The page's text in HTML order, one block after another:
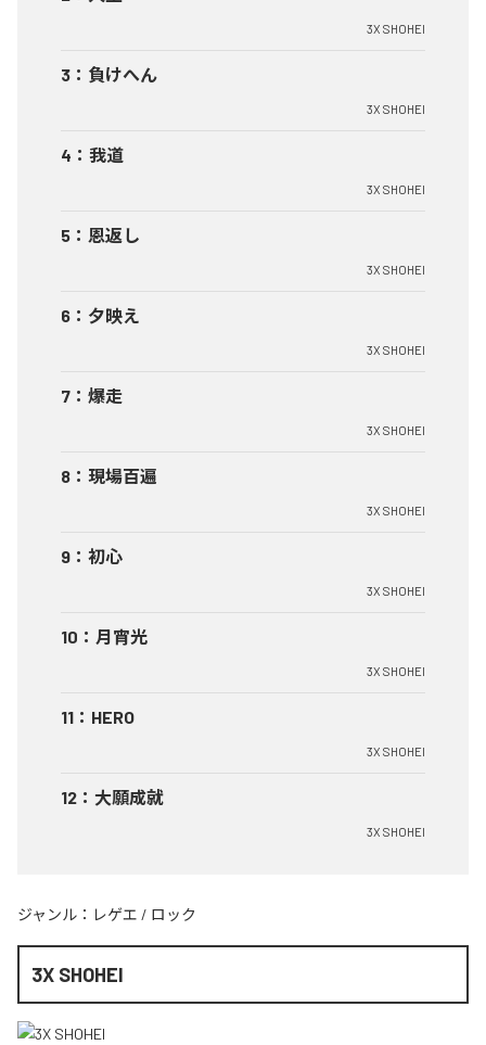
3X SHOHEI
3 ： 負けへん
3X SHOHEI
4 ： 我道
3X SHOHEI
5 ： 恩返し
3X SHOHEI
6 ： 夕映え
3X SHOHEI
7 ： 爆走
3X SHOHEI
8 ： 現場百遍
3X SHOHEI
9 ： 初心
3X SHOHEI
10 ： 月宵光
3X SHOHEI
11 ： HERO
3X SHOHEI
12 ： 大願成就
3X SHOHEI
ジャンル： レゲエ / ロック
3X SHOHEI